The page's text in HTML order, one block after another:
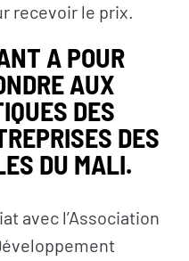
recevoir le prix.
A POUR
AUX
DES
DES
DU MALI.
avec l’Association